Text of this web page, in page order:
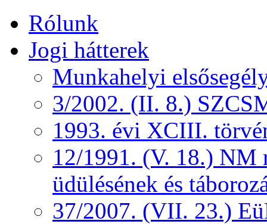
Rólunk
Jogi hátterek
Munkahelyi
3/2002. (II. 8.)
1993. évi XCIII.
12/1991. (V. 18.) NM
üdülésének és
37/2007. (VII. 23.)